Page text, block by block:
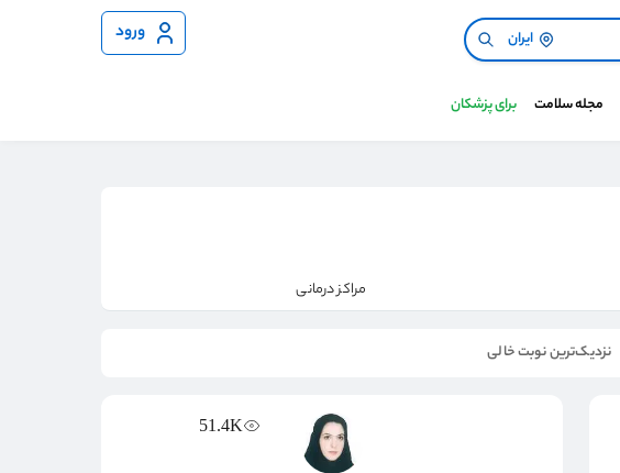
ایران ورود
مجله سلامت برای پزشکان
مراکز درمانی
نزدیک‌ترین نوبت خالی
51.4K